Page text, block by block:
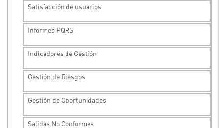
Satisfacción de usuarios
Informes PQRS
Indicadores de Gestión
Gestión de Riesgos
Gestión de Oportunidades
Salidas No Conformes